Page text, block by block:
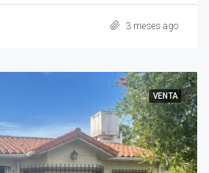
3 meses ago
VENTA